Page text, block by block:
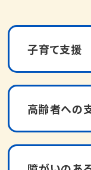
子育て支援
高齢者への